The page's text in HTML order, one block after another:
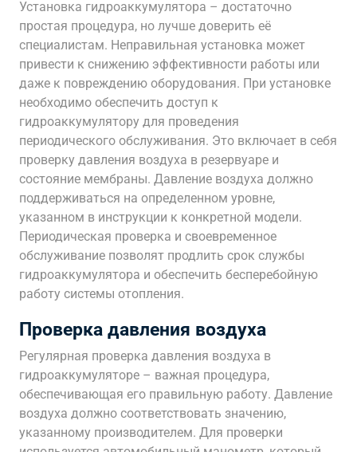
Установка гидроаккумулятора – достаточно
простая процедура, но лучше доверить её
специалистам. Неправильная установка может
привести к снижению эффективности работы или
даже к повреждению оборудования. При установке
необходимо обеспечить доступ к
гидроаккумулятору для проведения
периодического обслуживания. Это включает в себя
проверку давления воздуха в резервуаре и
состояние мембраны. Давление воздуха должно
поддерживаться на определенном уровне,
указанном в инструкции к конкретной модели.
Периодическая проверка и своевременное
обслуживание позволят продлить срок службы
гидроаккумулятора и обеспечить бесперебойную
работу системы отопления.
Проверка давления воздуха
Регулярная проверка давления воздуха в
гидроаккумуляторе – важная процедура,
обеспечивающая его правильную работу. Давление
воздуха должно соответствовать значению,
указанному производителем. Для проверки